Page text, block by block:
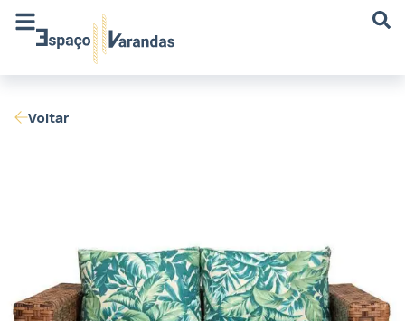
Voltar